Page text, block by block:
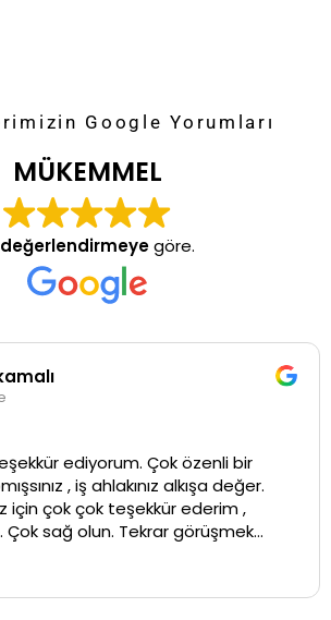
Google Yorumları
MÜKEMMEL
değerlendirmeyegöre.
ediyorum. Çok özenli bir
, iş ahlakınız alkışa değer.
için çok çok teşekkür ederim ,
sağ olun. Tekrar görüşmek